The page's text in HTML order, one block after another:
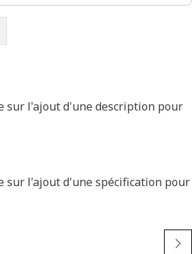
sur l'ajout d'une description pour
sur l'ajout d'une spécification pour